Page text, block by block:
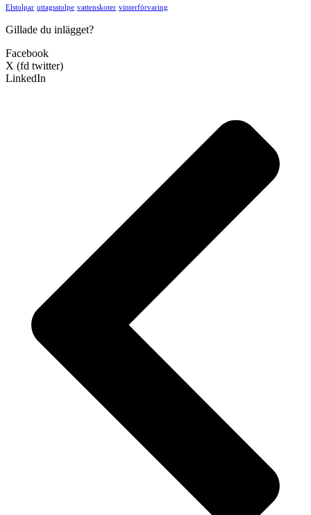
Elstolpar uttagsstolpe vattenskoter vinterförvaring
Gillade du inlägget?
Facebook
X (fd twitter)
LinkedIn